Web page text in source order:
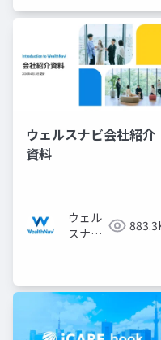
ウェルスナビ会社紹介
資料
ウェル
スナビ